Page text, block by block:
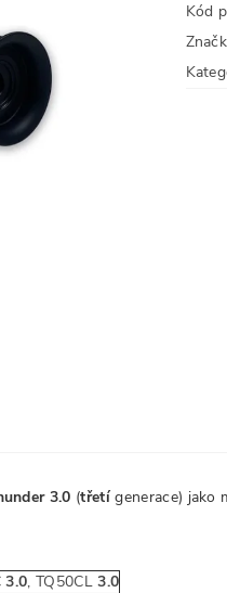
Kód
3.0 (třetí generace) jako
3.0, TQ50CL3.0